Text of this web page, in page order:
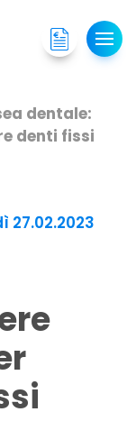
dentale:
denti fissi
27.02.2023